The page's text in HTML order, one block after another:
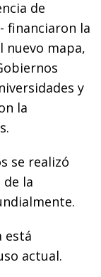
de
financiaron la
nuevo mapa,
y
la
se realizó
la
está
actual.